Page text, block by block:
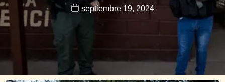
septiembre 19, 2024